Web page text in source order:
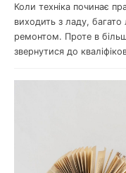
Коли техніка починає
виходить з ладу,
ремонтом. Проте в
звернутися до